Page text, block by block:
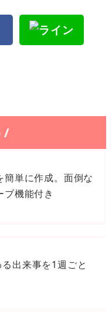
/
単に作成。面倒な
機能付き
出来事を1週ごと